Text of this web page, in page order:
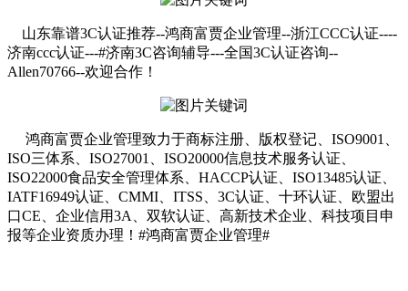
山东靠谱3C认证推荐--鸿商富贾企业管理--浙江CCC认证----
济南ccc认证---#济南3C咨询辅导---全国3C认证咨询--
Allen70766--欢迎合作！
鸿商富贾企业管理致力于商标注册、版权登记、ISO9001、
ISO三体系、ISO27001、ISO20000信息技术服务认证、
ISO22000食品安全管理体系、HACCP认证、ISO13485认证、
IATF16949认证、CMMI、ITSS、3C认证、十环认证、欧盟出
口CE、企业信用3A、双软认证、高新技术企业、科技项目申
报等企业资质办理！#鸿商富贾企业管理#